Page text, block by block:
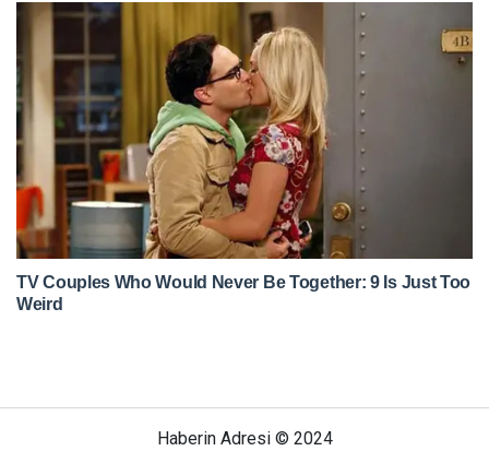
Haberin Adresi © 2024